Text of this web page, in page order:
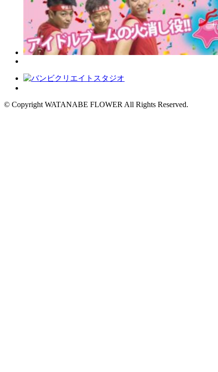
© Copyright WATANABE FLOWER All Rights Reserved.